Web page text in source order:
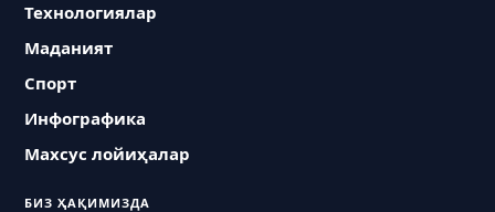
Технологиялар
Маданият
Спорт
Инфографика
Махсус лойиҳалар
БИЗ ҲАҚИМИЗДА